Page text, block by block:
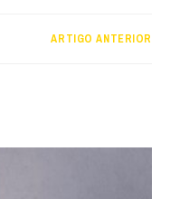
ARTIGO ANTERIOR